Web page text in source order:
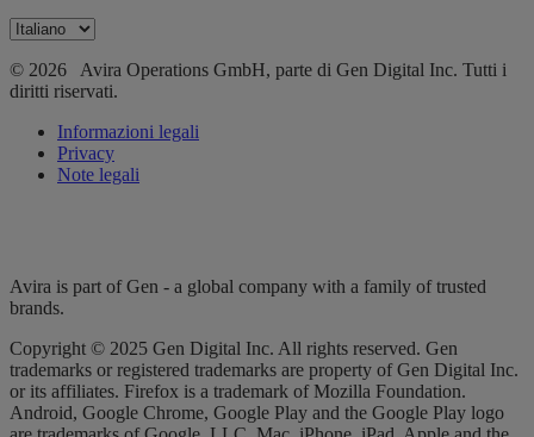
© 2026 Avira Operations GmbH, parte di Gen Digital Inc. Tutti i
diritti riservati.
Informazioni legali
Privacy
Note legali
Avira is part of Gen - a global company with a family of trusted
brands.
Copyright © 2025 Gen Digital Inc. All rights reserved. Gen
trademarks or registered trademarks are property of Gen Digital Inc.
or its affiliates. Firefox is a trademark of Mozilla Foundation.
Android, Google Chrome, Google Play and the Google Play logo